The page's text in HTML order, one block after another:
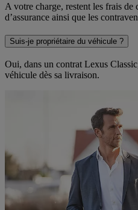
A votre charge, restent les frais de
d’assurance ainsi que les
Suis-je propriétaire du véhicule ?
Oui, dans un contrat Lexus
véhicule dès sa livraison.